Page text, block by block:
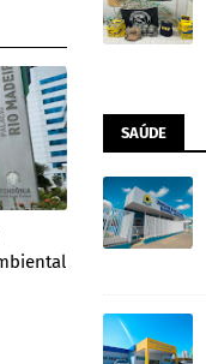
SAÚDE